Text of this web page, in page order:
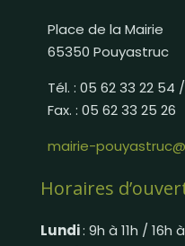
Place de la Mairie
65350 Pouyastruc
Tél. : 05 62 33 22 54
Fax. : 05 62 33 25 26
mairie-
Horaires
Lundi: 9h à 11h / 16h